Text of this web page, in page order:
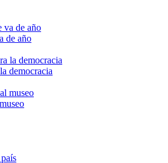
de año
democracia